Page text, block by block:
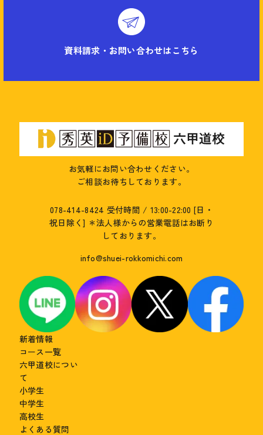
資料請求・お問い合わせはこちら
お気軽にお問い合わせください。
ご相談お待ちしております。
078-414-8424 受付時間 / 13:00-22:00 [日・
祝日除く] ＊法人様からの営業電話はお断り
しております。
info@shuei-rokkomichi.com
新着情報
コース一覧
六甲道校につい
て
小学生
中学生
高校生
よくある質問